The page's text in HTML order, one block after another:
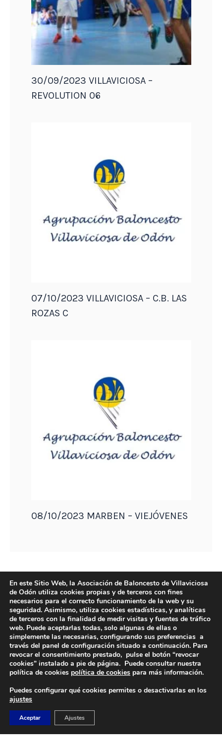
30/09/2023 VILLAVICIOSA –
REVOLUTION 06
07/10/2023 VILLAVICIOSA – C.B. LAS
ROZAS C
08/10/2023 MARBEN – VIEJÓVENES
DIRECCIÓN
Camino de Sacedón 15
Villaviciosa de Odón (Madrid)
En este Sitio Web, la Asociación de Baloncesto de Villaviciosa
de Odón utiliza cookies propias y de terceros con fines
necesarios para el correcto funcionamiento de la web y su
seguridad. Asimismo, utiliza cookies estadísticas, y analíticas
de terceros con la finalidad de medir visitas y fuentes de tráfico
web. Puede aceptarlas todas, solo algunas de ellas o
simplemente las necesarias, configurando sus preferencias a
través del panel de configuración situado a continuación. Para
revocar el consentimiento prestado, pulse el botón “revocar
cookies” instalado a pie de página. Puede consultar nuestra
política de cookies política de cookies para más información.
Puedes configurar qué cookies permites o desactivarlas en los
ajustes
Aceptar Ajustes